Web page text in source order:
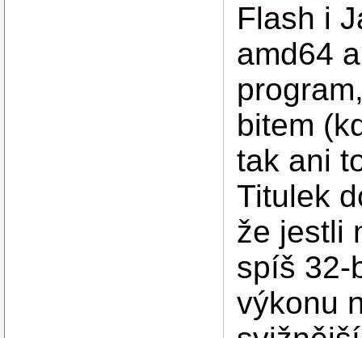
Flash i
amd64
bitem
tak ani
Titulek
že jestli
spíš
výkonu